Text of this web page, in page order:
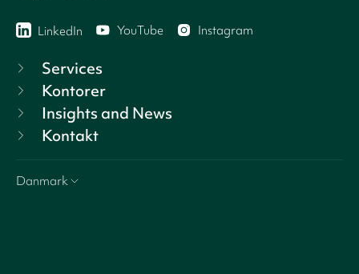
LinkedIn YouTube Instagram
Services
Kontorer
Insights and News
Kontakt
Danmark